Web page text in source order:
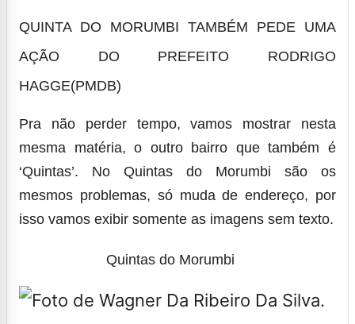
QUINTA DO MORUMBI TAMBÉM PEDE UMA
AÇÃO DO PREFEITO RODRIGO
HAGGE(PMDB)
Pra não perder tempo, vamos mostrar nesta
mesma matéria, o outro bairro que também é
‘Quintas’. No Quintas do Morumbi são os
mesmos problemas, só muda de endereço, por
isso vamos exibir somente as imagens sem texto.
Quintas do Morumbi